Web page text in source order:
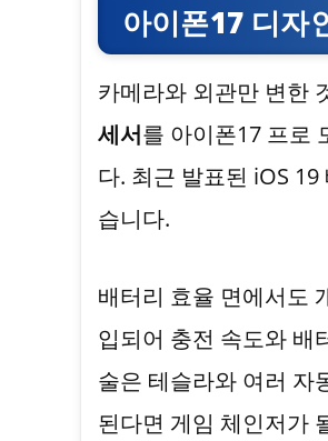
아이폰17 디자
카메라와 외관만 변한
세서를 아이폰17 프로
다. 최근 발표된 iOS
습니다.
배터리 효율 면에서도
입되어 충전 속도와 배
술은 테슬라와 여러 자
된다면 게임 체인저가